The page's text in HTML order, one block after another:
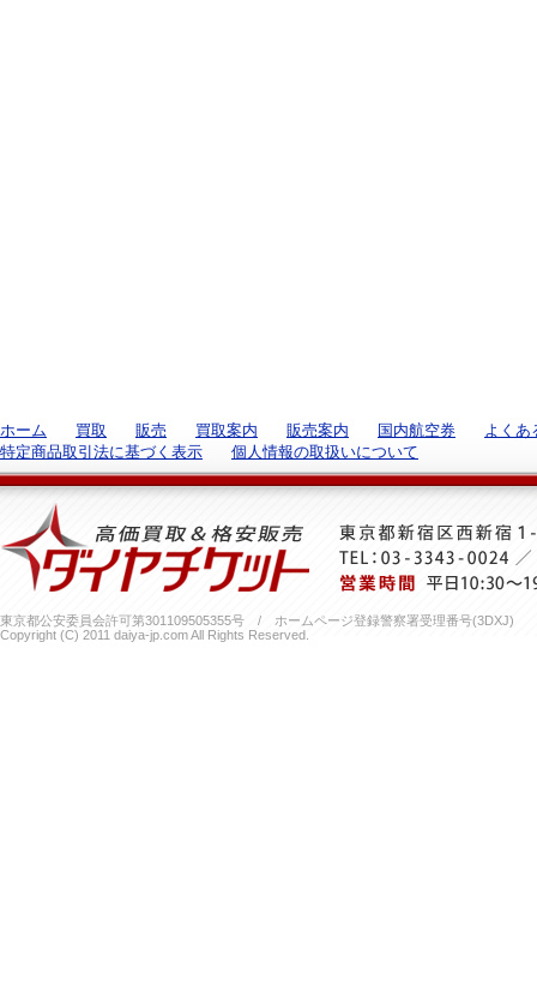
ホーム 買取 販売 買取案内 販売案内 国内航空券
よくあ
特定商品取引法に基づく表示
個人情報の取扱いについて
東京都公安委員会許可第301109505355号 / ホームページ登録警察署受理番号(3DXJ)
Copyright (C) 2011 daiya-jp.com All Rights Reserved.